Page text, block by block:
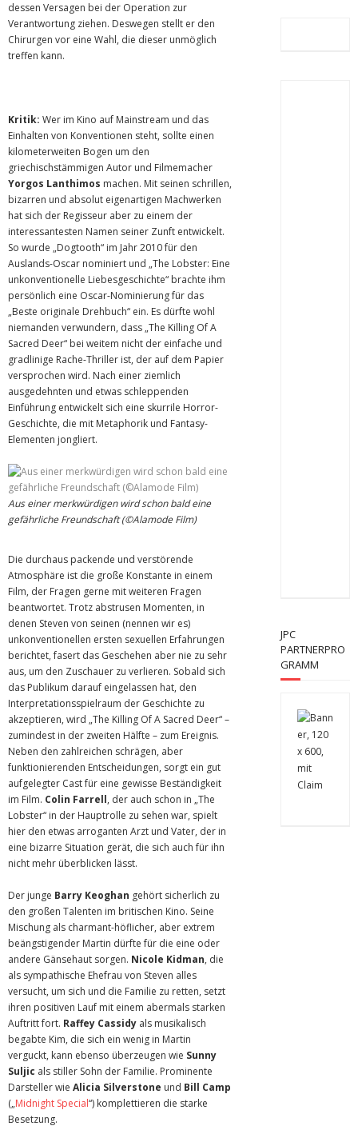
dessen Versagen bei der Operation zur
Verantwortung ziehen. Deswegen stellt er den
Chirurgen vor eine Wahl, die dieser unmöglich
treffen kann.
Kritik: Wer im Kino auf Mainstream und das
Einhalten von Konventionen steht, sollte einen
kilometerweiten Bogen um den
griechischstämmigen Autor und Filmemacher
Yorgos Lanthimos machen. Mit seinen schrillen,
bizarren und absolut eigenartigen Machwerken
hat sich der Regisseur aber zu einem der
interessantesten Namen seiner Zunft entwickelt.
So wurde „Dogtooth“ im Jahr 2010 für den
Auslands-Oscar nominiert und „The Lobster: Eine
unkonventionelle Liebesgeschichte“ brachte ihm
persönlich eine Oscar-Nominierung für das
„Beste originale Drehbuch“ ein. Es dürfte wohl
niemanden verwundern, dass „The Killing Of A
Sacred Deer“ bei weitem nicht der einfache und
gradlinige Rache-Thriller ist, der auf dem Papier
versprochen wird. Nach einer ziemlich
ausgedehnten und etwas schleppenden
Einführung entwickelt sich eine skurrile Horror-
Geschichte, die mit Metaphorik und Fantasy-
Elementen jongliert.
Aus einer merkwürdigen wird schon bald eine
gefährliche Freundschaft (©Alamode Film)
Die durchaus packende und verstörende
Atmosphäre ist die große Konstante in einem
Film, der Fragen gerne mit weiteren Fragen
beantwortet. Trotz abstrusen Momenten, in
denen Steven von seinen (nennen wir es)
unkonventionellen ersten sexuellen Erfahrungen
berichtet, fasert das Geschehen aber nie zu sehr
aus, um den Zuschauer zu verlieren. Sobald sich
das Publikum darauf eingelassen hat, den
Interpretationsspielraum der Geschichte zu
akzeptieren, wird „The Killing Of A Sacred Deer“ –
zumindest in der zweiten Hälfte – zum Ereignis.
Neben den zahlreichen schrägen, aber
funktionierenden Entscheidungen, sorgt ein gut
aufgelegter Cast für eine gewisse Beständigkeit
im Film. Colin Farrell, der auch schon in „The
Lobster“ in der Hauptrolle zu sehen war, spielt
hier den etwas arroganten Arzt und Vater, der in
eine bizarre Situation gerät, die sich auch für ihn
nicht mehr überblicken lässt.
Der junge Barry Keoghan gehört sicherlich zu
den großen Talenten im britischen Kino. Seine
Mischung als charmant-höflicher, aber extrem
beängstigender Martin dürfte für die eine oder
andere Gänsehaut sorgen. Nicole Kidman, die
als sympathische Ehefrau von Steven alles
versucht, um sich und die Familie zu retten, setzt
ihren positiven Lauf mit einem abermals starken
Auftritt fort. Raffey Cassidy als musikalisch
begabte Kim, die sich ein wenig in Martin
verguckt, kann ebenso überzeugen wie Sunny
Suljic als stiller Sohn der Familie. Prominente
Darsteller wie Alicia Silverstone und Bill Camp
(„Midnight Special“) komplettieren die starke
Besetzung.
JPC
PARTNERPRO
GRAMM